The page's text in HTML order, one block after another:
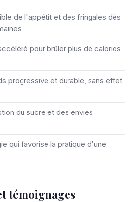
de l'appétit et des fringales dès
pour brûler plus de calories
progressive et durable, sans effet
du sucre et des envies
qui favorise la pratique d'une
témoignages